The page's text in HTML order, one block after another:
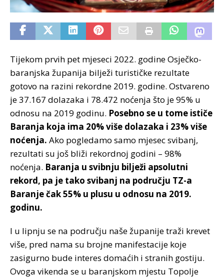
Tijekom prvih pet mjeseci 2022. godine Osječko-
baranjska županija bilježi turističke rezultate
gotovo na razini rekordne 2019. godine. Ostvareno
je 37.167 dolazaka i 78.472 noćenja što je 95% u
odnosu na 2019 godinu. Posebno se u tome ističe
Baranja koja ima 20% više dolazaka i 23% više
noćenja. Ako pogledamo samo mjesec svibanj,
rezultati su još bliži rekordnoj godini – 98%
noćenja. Baranja u svibnju bilježi apsolutni
rekord, pa je tako svibanj na području TZ-a
Baranje čak 55% u plusu u odnosu na 2019.
godinu.
I u lipnju se na području naše županije traži krevet
više, pred nama su brojne manifestacije koje
zasigurno bude interes domaćih i stranih gostiju.
Ovoga vikenda se u baranjskom mjestu Topolje